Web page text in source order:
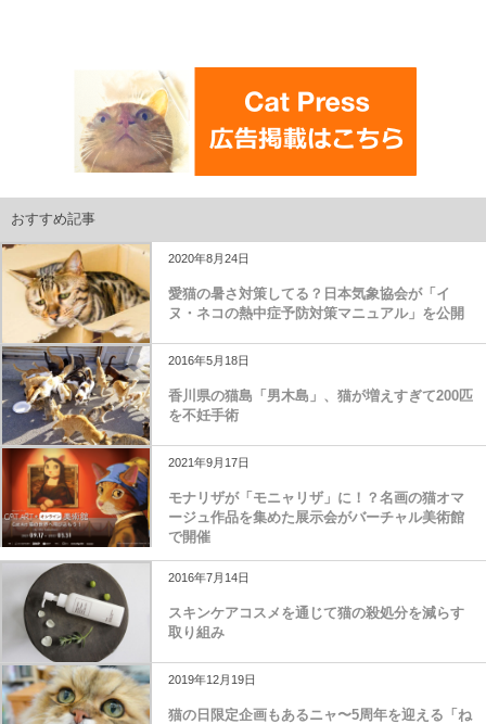
おすすめ記事
2020年8月24日
愛猫の暑さ対策してる？日本気象協会が「イ
ヌ・ネコの熱中症予防対策マニュアル」を公開
2016年5月18日
香川県の猫島「男木島」、猫が増えすぎて200匹
を不妊手術
2021年9月17日
モナリザが「モニャリザ」に！？名画の猫オマ
ージュ作品を集めた展示会がバーチャル美術館
で開催
2016年7月14日
スキンケアコスメを通じて猫の殺処分を減らす
取り組み
2019年12月19日
猫の日限定企画もあるニャ〜5周年を迎える「ね